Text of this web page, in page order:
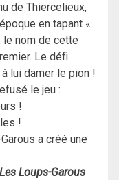
de Thiercelieux,
en tapant «
le nom de cette
Le défi
lui damer le pion !
le jeu :
!
!
a créé une
Les Loups-Garous